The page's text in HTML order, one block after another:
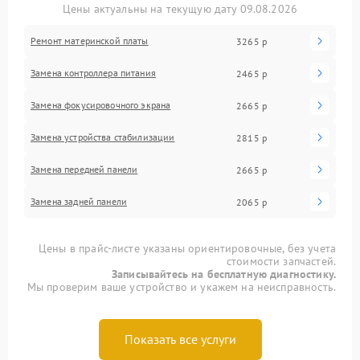
Цены актуальны на текущую дату 09.08.2026
Ремонт материнской платы 3265 р
Замена контроллера питания 2465 р
Замена фокусировочного экрана 2665 р
Замена устройства стабилизации 2815 р
Замена передней панели 2665 р
Замена задней панели 2065 р
Цены в прайс-листе указаны ориентировочные, без учета
стоимости запчастей.
Записывайтесь на бесплатную диагностику.
Мы проверим ваше устройство и укажем на неисправность.
Показать все услуги